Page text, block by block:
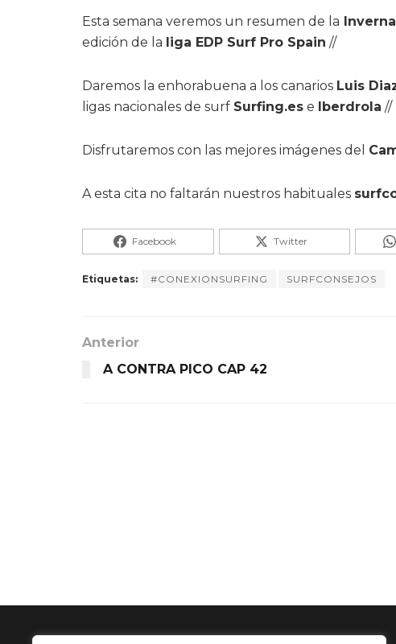
Esta semana veremos un resumen de la
edición de la liga EDP Surf Pro Spain //
Daremos la enhorabuena a los canarios Luis
ligas nacionales de surf Surfing.es e Iberdrola //
Disfrutaremos con las mejores imágenes del
A esta cita no faltarán nuestros habituales
Facebook Twitter
Etiquetas: #CONEXIONSURFING SURFCONSEJOS
Anterior
A CONTRA PICO CAP 42